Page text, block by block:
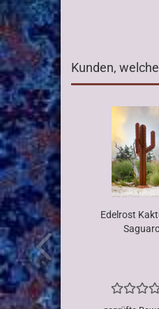
Kunden,
Edelrost